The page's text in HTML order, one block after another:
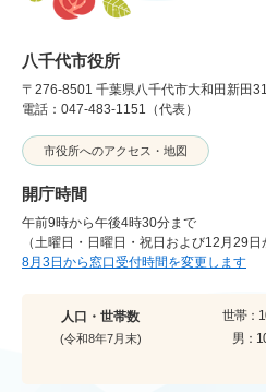
八千代市役所
〒276-8501 千葉県八千代市大和田新田
電話：047-483-1151（代表）
市役所へのアクセス・地図
開庁時間
午前9時から午後4時30分まで
（土曜日・日曜日・祝日および12月29日
8月3日から窓口受付時間を変更します
人口・世帯数
(令和8年7月末)
世帯：
男：